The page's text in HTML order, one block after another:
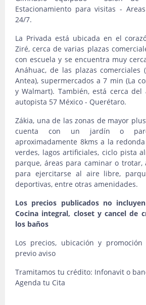
Estacionamiento para visitas -
24/7.
La Privada está ubicada en el
Ziré, cerca de varias plazas
con escuela y se encuentra muy
Anáhuac, de las plazas comerciales
Antea), supermercados a 7 min (La
y Walmart). También, está cerca
autopista 57 México - Querétaro.
Zákia, una de las zonas de mayor
cuenta con un jardín o
aproximadamente 8kms a la
verdes, lagos artificiales, ciclo pista
parque, áreas para caminar o trotar,
para ejercitarse al aire libre,
deportivas, entre otras amenidades.
Los precios publicados no
Cocina integral, closet y cancel de
los baños
Los precios, ubicación y
previo aviso
Tramitamos tu crédito: Infonavit o
Agenda tu Cita